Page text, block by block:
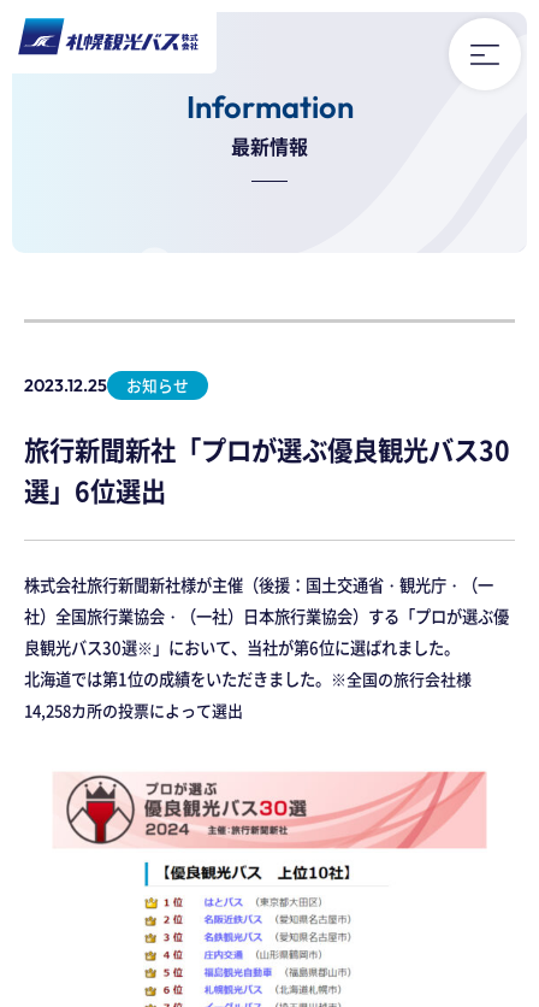
厚別ふれあい循環バス
ツアーバス乗り場
会社概要
最新情報
Information
最新情報
2023.12.25 お知らせ
旅行新聞新社「プロが選ぶ優良観光バス30
選」6位選出
株式会社旅行新聞新社様が主催（後援：国土交通省・観光庁・（一
社）全国旅行業協会・（一社）日本旅行業協会）する「プロが選ぶ優
良観光バス30選※ 」において、当社が第6位に選ばれました。
北海道では第1位の成績をいただきました。 ※全国の旅行会社様
14,258カ所の投票によって選出